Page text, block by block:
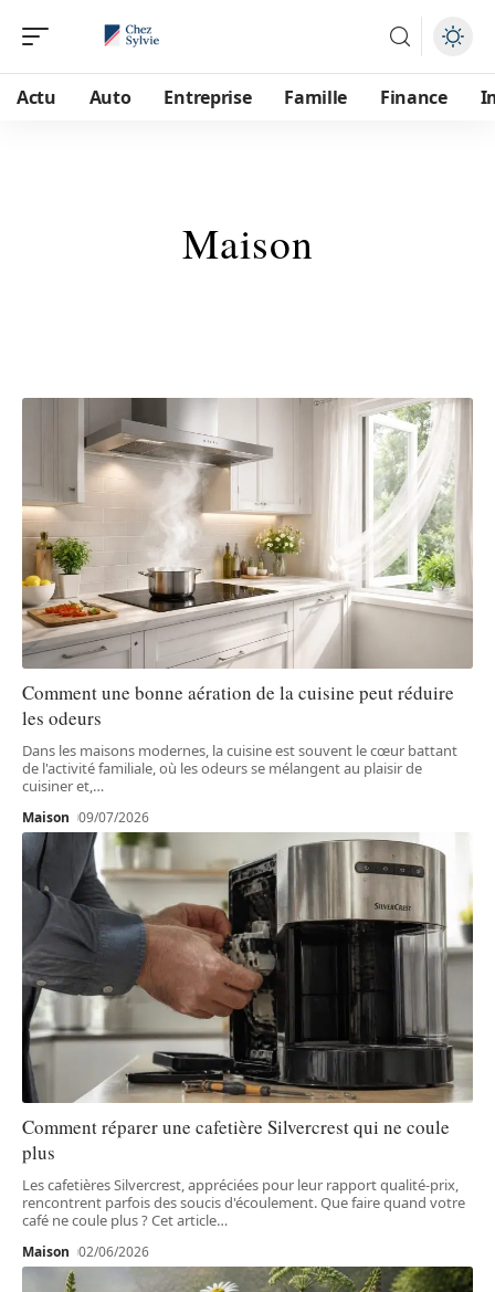
Actu Auto Entreprise Famille Finance
Maison
Comment une bonne aération de la cuisine peut réduire
les odeurs
Dans les maisons modernes, la cuisine est souvent le cœur battant
de l'activité familiale, où les odeurs se mélangent au plaisir de
cuisiner et,…
Maison 09/07/2026
Comment réparer une cafetière Silvercrest qui ne coule
plus
Les cafetières Silvercrest, appréciées pour leur rapport qualité-prix,
rencontrent parfois des soucis d'écoulement. Que faire quand votre
café ne coule plus ? Cet article…
Maison 02/06/2026